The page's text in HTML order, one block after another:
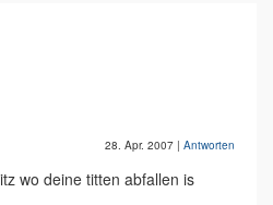
28. Apr. 2007 | Antworten
wo deine titten abfallen is